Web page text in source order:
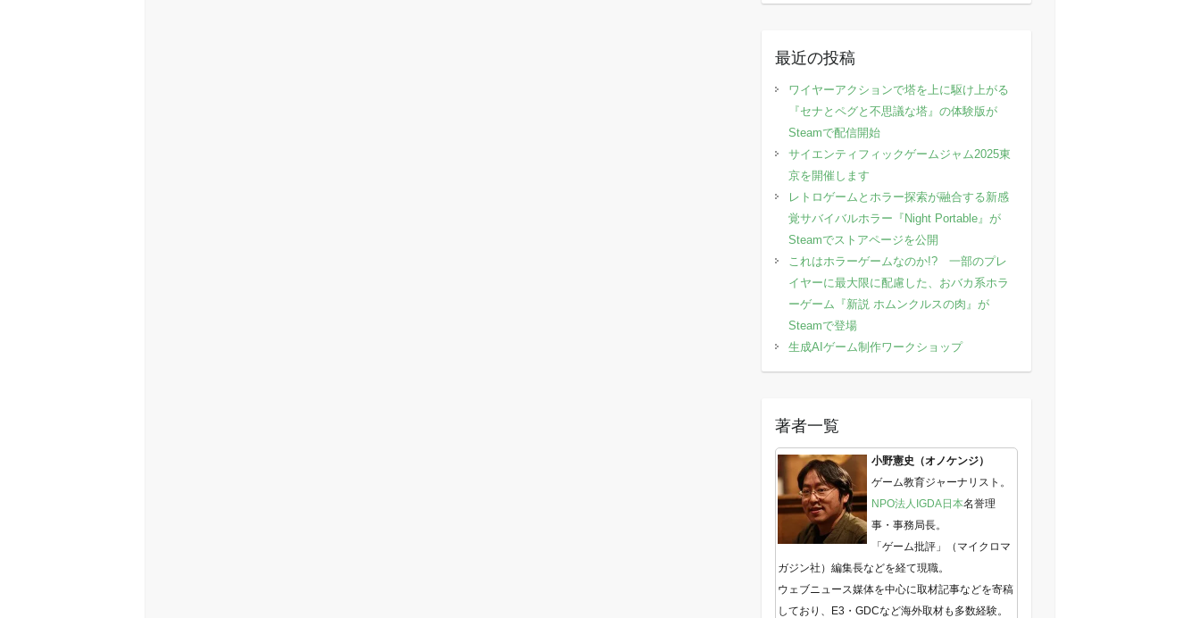
最近の投稿
ワイヤーアクションで塔を上に駆け上がる
『セナとペグと不思議な塔』の体験版が
Steamで配信開始
サイエンティフィックゲームジャム2025東
京を開催します
レトロゲームとホラー探索が融合する新感
覚サバイバルホラー『Night Portable』が
Steamでストアページを公開
これはホラーゲームなのか!? 一部のプレ
イヤーに最大限に配慮した、おバカ系ホラ
ーゲーム『新説 ホムンクルスの肉』が
Steamで登場
生成AIゲーム制作ワークショップ
著者一覧
小野憲史（オノケンジ）
ゲーム教育ジャーナリスト。
NPO法人IGDA日本名誉理
事・事務局長。
「ゲーム批評」（マイクロマ
ガジン社）編集長などを経て現職。
ウェブニュース媒体を中心に取材記事などを寄稿
しており、E3・GDCなど海外取材も多数経験。